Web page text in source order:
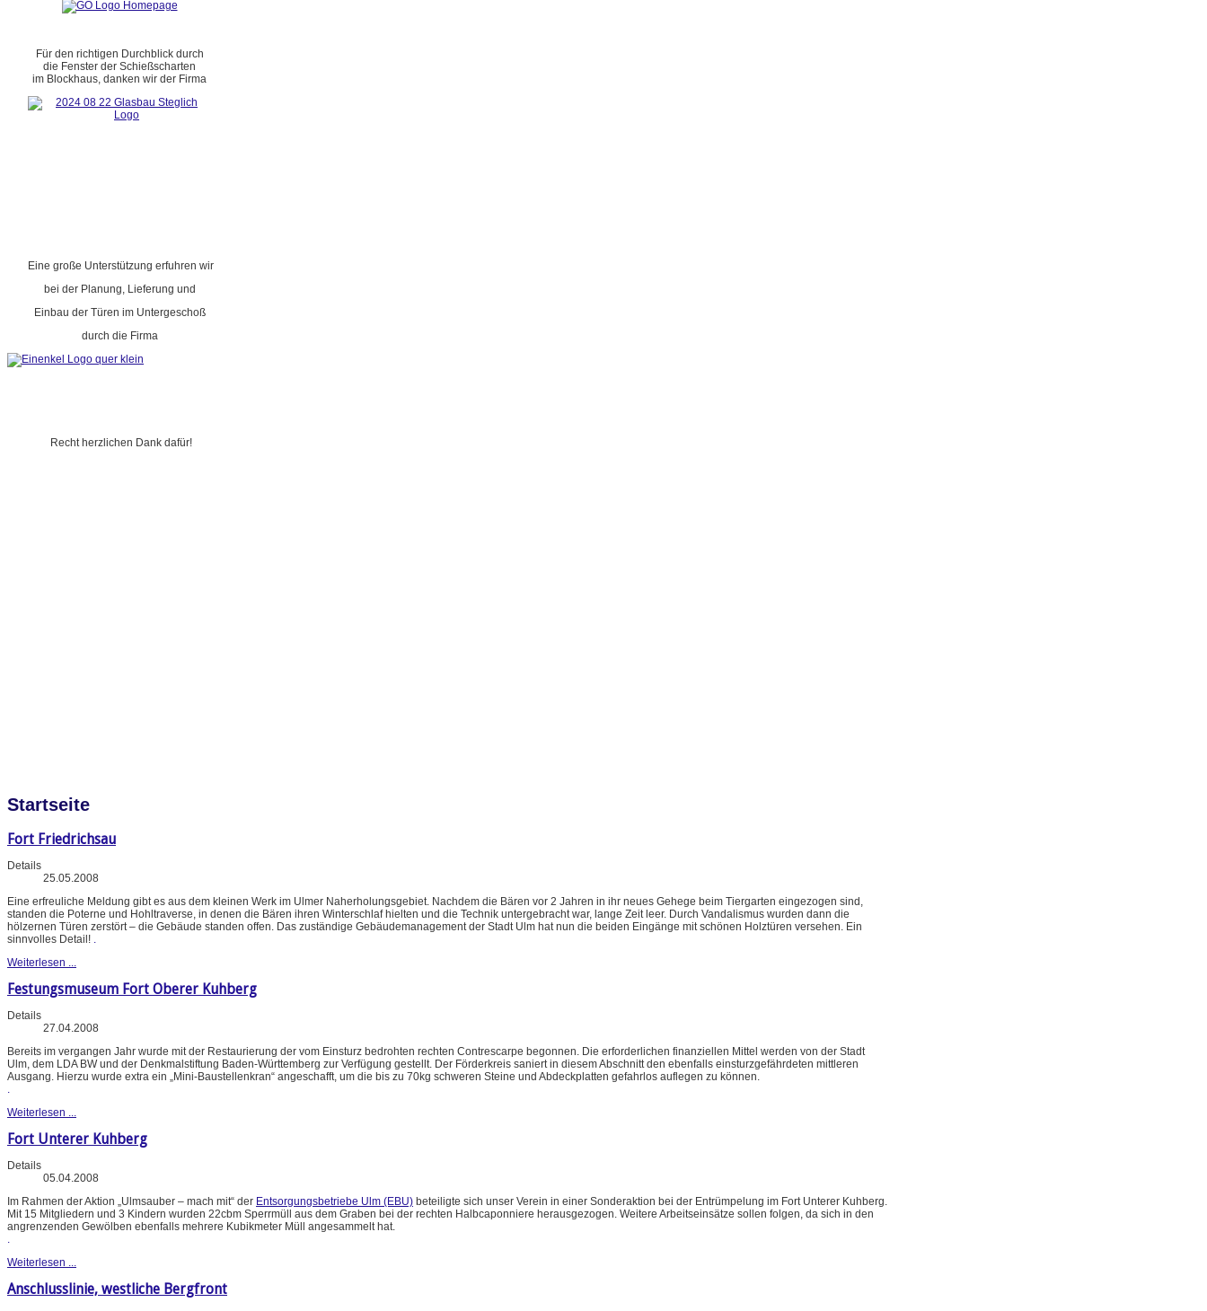
Für den richtigen Durchblick durch
die Fenster der Schießscharten
im Blockhaus, danken wir der Firma
Eine große Unterstützung erfuhren wir
bei der Planung, Lieferung und
Einbau der Türen im Untergeschoß
durch die Firma
Recht herzlichen Dank dafür!
Startseite
Fort Friedrichsau
Details
25.05.2008
Eine erfreuliche Meldung gibt es aus dem kleinen Werk im Ulmer Naherholungsgebiet. Nachdem die Bären vor 2 Jahren in ihr neues Gehege beim Tiergarten eingezogen sind,
standen die Poterne und Hohltraverse, in denen die Bären ihren Winterschlaf hielten und die Technik untergebracht war, lange Zeit leer. Durch Vandalismus wurden dann die
hölzernen Türen zerstört – die Gebäude standen offen. Das zuständige Gebäudemanagement der Stadt Ulm hat nun die beiden Eingänge mit schönen Holztüren versehen. Ein
sinnvolles Detail! .
Weiterlesen ...
Festungsmuseum Fort Oberer Kuhberg
Details
27.04.2008
Bereits im vergangen Jahr wurde mit der Restaurierung der vom Einsturz bedrohten rechten Contrescarpe begonnen. Die erforderlichen finanziellen Mittel werden von der Stadt
Ulm, dem LDA BW und der Denkmalstiftung Baden-Württemberg zur Verfügung gestellt. Der Förderkreis saniert in diesem Abschnitt den ebenfalls einsturzgefährdeten mittleren
Ausgang. Hierzu wurde extra ein „Mini-Baustellenkran“ angeschafft, um die bis zu 70kg schweren Steine und Abdeckplatten gefahrlos auflegen zu können.
Weiterlesen ...
Fort Unterer Kuhberg
Details
05.04.2008
Im Rahmen der Aktion „Ulmsauber – mach mit“ der Entsorgungsbetriebe Ulm (EBU) beteiligte sich unser Verein in einer Sonderaktion bei der Entrümpelung im Fort Unterer Kuhberg.
Mit 15 Mitgliedern und 3 Kindern wurden 22cbm Sperrmüll aus dem Graben bei der rechten Halbcaponniere herausgezogen. Weitere Arbeitseinsätze sollen folgen, da sich in den
angrenzenden Gewölben ebenfalls mehrere Kubikmeter Müll angesammelt hat.
Weiterlesen ...
Anschlusslinie, westliche Bergfront